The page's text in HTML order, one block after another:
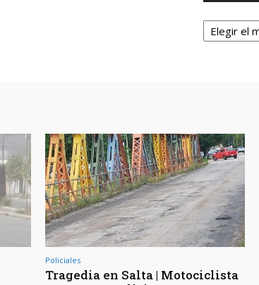
Archivos
Policiales
Tragedia en Salta | Motociclista